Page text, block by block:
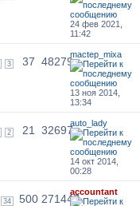
24 фев 2021,
11:42
3 37 48279
mactep_mixa
13 ноя 2014,
13:34
2 21 32697
auto_lady
14 окт 2014,
00:28
34 500 271447
accountant